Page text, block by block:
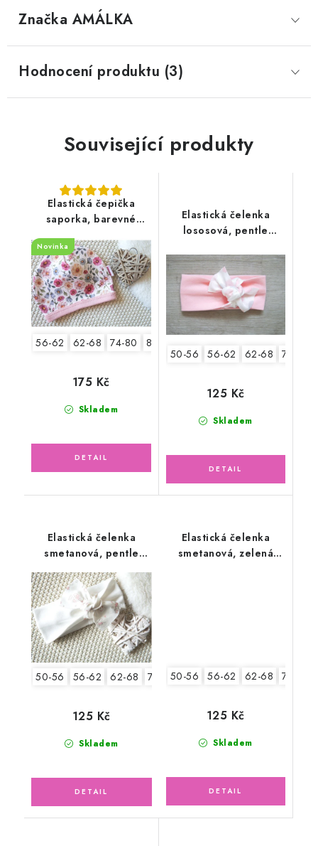
Značka AMÁLKA
Hodnocení produktu (3)
Související produkty
Elastická čepička
saporka, barevné
květinky
Novinka
56-62 62-68 74-80 80-86
Skladem
175 Kč
Elastická čelenka
lososová, pentle
50-56 56-62 62-68 74-86
Skladem
125 Kč
Elastická čelenka
smetanová, pentle
50-56 56-62 62-68 74-86
Skladem
125 Kč
Elastická čelenka
smetanová, zelená
50-56 56-62 62-68 74-86
Skladem
125 Kč